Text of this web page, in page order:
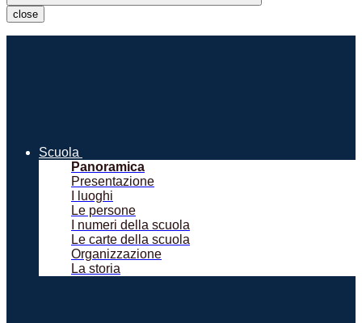
close
Scuola
Panoramica
Presentazione
I luoghi
Le persone
I numeri della scuola
Le carte della scuola
Organizzazione
La storia